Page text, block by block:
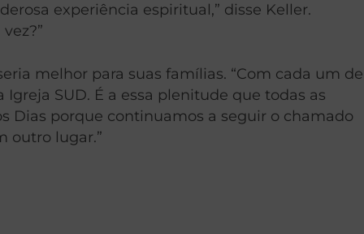
experiência espiritual,” disse Keller.
melhor para suas famílias. “Com cada um de
SUD. É a essa plenitude que todas as
Dias porque continuamos a seguir o chamado
outro lugar.”